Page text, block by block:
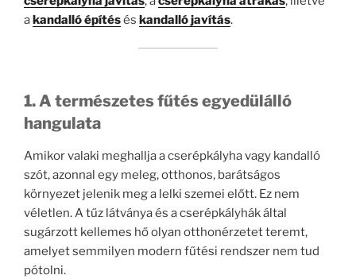
akandalló építésés kandalló javítás.
1. A természetes fűtés egyedülálló
hangulata
Amikor valaki meghallja a cserépkályha vagy kandalló
szót, azonnal egy meleg, otthonos, barátságos
környezet jelenik meg a lelki szemei előtt. Ez nem
véletlen. A tűz látványa és a cserépkályhák által
sugárzott kellemes hő olyan otthonérzetet teremt,
amelyet semmilyen modern fűtési rendszer nem tud
pótolni.